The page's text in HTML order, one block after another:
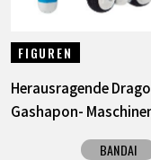
FIGUREN
Herausragende
Gashapon-
BANDAI